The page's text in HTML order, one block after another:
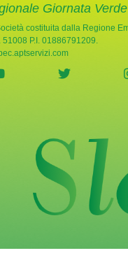
Giornata Verde
costituita dalla Regione
P.I. 01886791209.
Facebook di
visita la paginavisita la